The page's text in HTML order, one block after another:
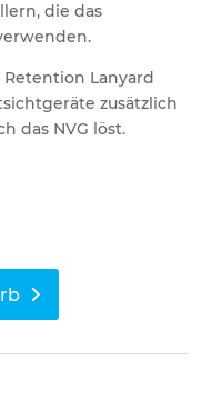
die das
Retention Lanyard
zusätzlich
das NVG löst.